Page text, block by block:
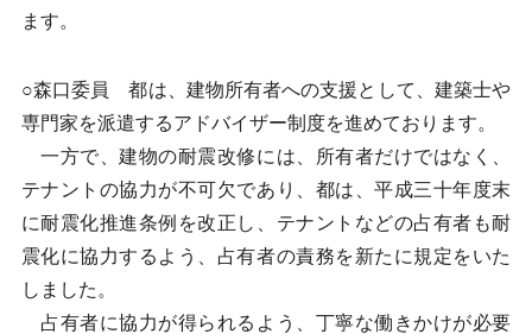
ます。
○森口委員 都は、建物所有者への支援として、建築士や
専門家を派遣するアドバイザー制度を進めております。
一方で、建物の耐震改修には、所有者だけではなく、
テナントの協力が不可欠であり、都は、平成三十年度末
に耐震化推進条例を改正し、テナントなどの占有者も耐
震化に協力するよう、占有者の責務を新たに規定をいた
しました。
占有者に協力が得られるよう、丁寧な働きかけが必要